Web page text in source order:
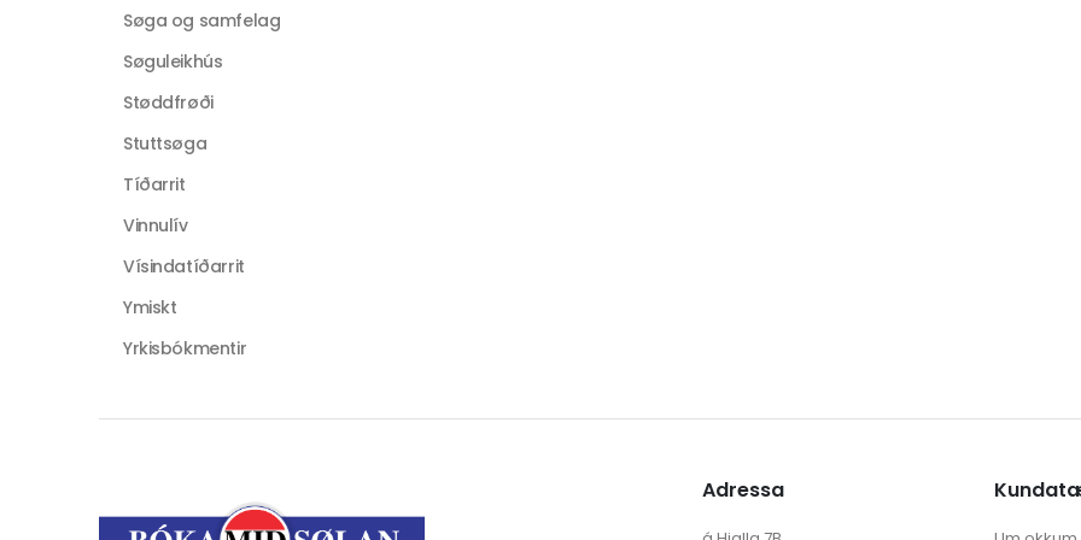
Søga og samfelag
Søguleikhús
Støddfrøði
Stuttsøga
Tíðarrit
Vinnulív
Vísindatíðarrit
Ymiskt
Yrkisbókmentir
Adressa